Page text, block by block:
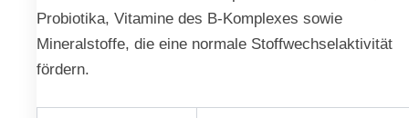
Probiotika, Vitamine des B-Komplexes sowie
Mineralstoffe, die eine normale Stoffwechselaktivität
fördern.